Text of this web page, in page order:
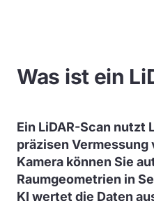
Was ist ein
Ein LiDAR-Scan nutzt
präzisen Vermessung
Kamera können Sie
Raumgeometrien in
KI wertet die Daten